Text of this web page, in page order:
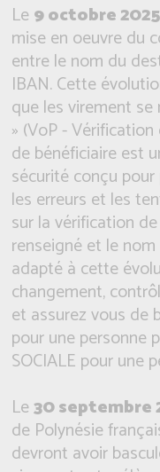
Le9 octobre 2025
mise en oeuvre du
entre le nom du
IBAN. Cette
que les virement
» (VoP -
de bénéficiaire est
sécurité conçu
les erreurs et les
sur la vérification
renseigné et le
adapté à cette
changement,
et assurez vous de
pour une personne
SOCIALE pour une
Le30 septembre
de Polynésie
devront avoir